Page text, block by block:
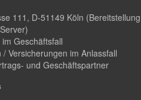
111, D-51149 Köln (Bereitstellung
Geschäftsfall
Versicherungen im Anlassfall
und Geschäftspartner